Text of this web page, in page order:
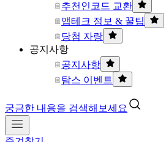
추천인코드 교환
앱테크 정보 & 꿀팁
당첨 자랑
공지사항
공지사항
탐스 이벤트
궁금한 내용을 검색해보세요